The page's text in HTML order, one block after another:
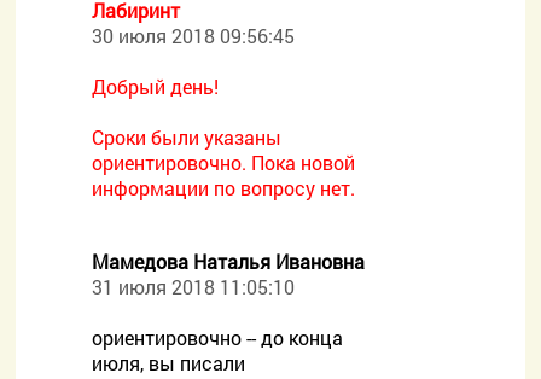
Лабиринт
30 июля 2018 09:56:45
Добрый день!
Сроки были указаны
ориентировочно. Пока новой
информации по вопросу нет.
Мамедова Наталья Ивановна
31 июля 2018 11:05:10
ориентировочно -- до конца
июля, вы писали